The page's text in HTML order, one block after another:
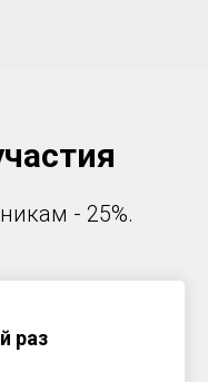
- 25%.
раз